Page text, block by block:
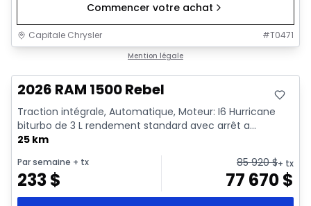
Commencer votre achat
Capitale Chrysler #T0471
Mention légale
2026 RAM 1500 Rebel
Traction intégrale, Automatique, Moteur: I6 Hurricane
biturbo de 3 L rendement standard avec arrêt a...
25 km
Par semaine + tx
233$
85 920$+ tx
77 670$